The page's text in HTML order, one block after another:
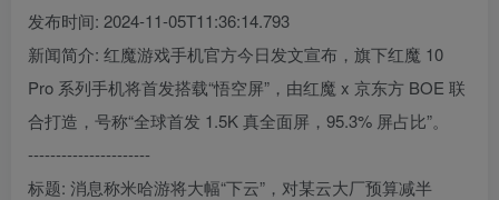
发布时间: 2024-11-05T11:36:14.793
新闻简介: 红魔游戏手机官方今日发文宣布，旗下红魔 10
Pro 系列手机将首发搭载“悟空屏”，由红魔 x 京东方 BOE 联
合打造，号称“全球首发 1.5K 真全面屏，95.3% 屏占比”。
----------------------
标题: 消息称米哈游将大幅“下云”，对某云大厂预算减半